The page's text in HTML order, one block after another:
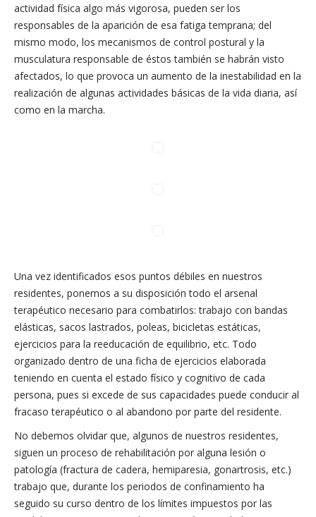
actividad física algo más vigorosa, pueden ser los
responsables de la aparición de esa fatiga temprana; del
mismo modo, los mecanismos de control postural y la
musculatura responsable de éstos también se habrán visto
afectados, lo que provoca un aumento de la inestabilidad en la
realización de algunas actividades básicas de la vida diaria, así
como en la marcha.
Una vez identificados esos puntos débiles en nuestros
residentes, ponemos a su disposición todo el arsenal
terapéutico necesario para combatirlos: trabajo con bandas
elásticas, sacos lastrados, poleas, bicicletas estáticas,
ejercicios para la reeducación de equilibrio, etc. Todo
organizado dentro de una ficha de ejercicios elaborada
teniendo en cuenta el estado físico y cognitivo de cada
persona, pues si excede de sus capacidades puede conducir al
fracaso terapéutico o al abandono por parte del residente.
No debemos olvidar que, algunos de nuestros residentes,
siguen un proceso de rehabilitación por alguna lesión o
patología (fractura de cadera, hemiparesia, gonartrosis, etc.)
trabajo que, durante los periodos de confinamiento ha
seguido su curso dentro de los límites impuestos por las